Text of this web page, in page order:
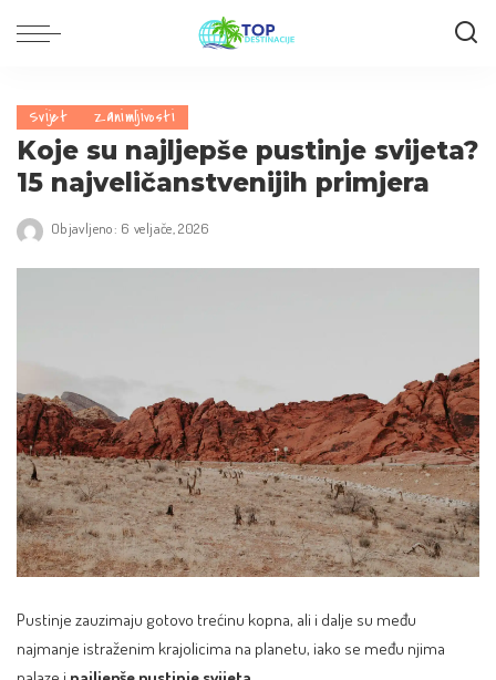
Svijet Zanimljivosti
Koje su najljepše pustinje svijeta?
15 najveličanstvenijih primjera
Objavljeno: 6 veljače, 2026
Pustinje zauzimaju gotovo trećinu kopna, ali i dalje su među
najmanje istraženim krajolicima na planetu, iako se među njima